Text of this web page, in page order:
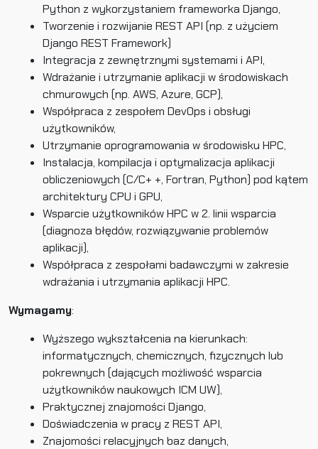
Python z wykorzystaniem frameworka Django,
Tworzenie i rozwijanie REST API (np. z użyciem
Django REST Framework)
Integracja z zewnętrznymi systemami i API,
Wdrażanie i utrzymanie aplikacji w środowiskach
chmurowych (np. AWS, Azure, GCP),
Współpraca z zespołem DevOps i obsługi
użytkowników,
Utrzymanie oprogramowania w środowisku HPC,
Instalacja, kompilacja i optymalizacja aplikacji
obliczeniowych (C/C+ +, Fortran, Python) pod kątem
architektury CPU i GPU,
Wsparcie użytkowników HPC w 2. linii wsparcia
(diagnoza błędów, rozwiązywanie problemów
aplikacji),
Współpraca z zespołami badawczymi w zakresie
wdrażania i utrzymania aplikacji HPC.
Wymagamy:
Wyższego wykształcenia na kierunkach:
informatycznych, chemicznych, fizycznych lub
pokrewnych (dających możliwość wsparcia
użytkowników naukowych ICM UW),
Praktycznej znajomości Django,
Doświadczenia w pracy z REST API,
Znajomości relacyjnych baz danych,